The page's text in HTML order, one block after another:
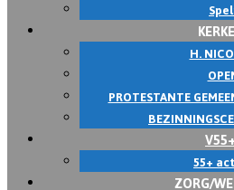
H.
PROTESTANTE
55+
ZORG/